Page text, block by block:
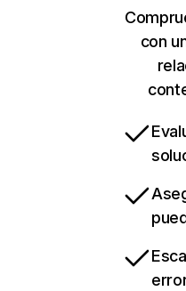
con